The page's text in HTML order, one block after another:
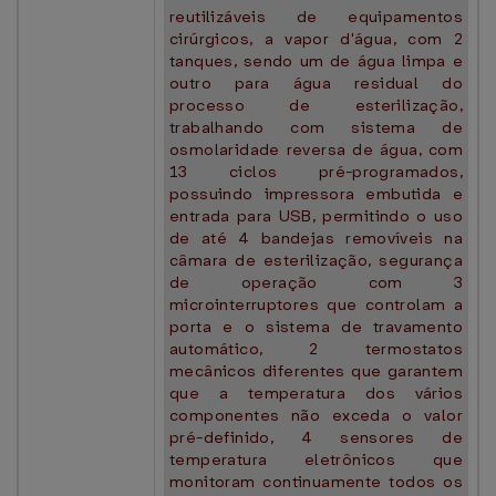
reutilizáveis de equipamentos
cirúrgicos, a vapor d'água, com 2
tanques, sendo um de água limpa e
outro para água residual do
processo de esterilização,
trabalhando com sistema de
osmolaridade reversa de água, com
13 ciclos pré-programados,
possuindo impressora embutida e
entrada para USB, permitindo o uso
de até 4 bandejas removíveis na
câmara de esterilização, segurança
de operação com 3
microinterruptores que controlam a
porta e o sistema de travamento
automático, 2 termostatos
mecânicos diferentes que garantem
que a temperatura dos vários
componentes não exceda o valor
pré-definido, 4 sensores de
temperatura eletrônicos que
monitoram continuamente todos os